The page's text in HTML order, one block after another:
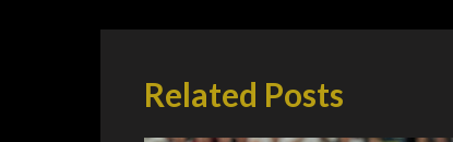
Related Posts